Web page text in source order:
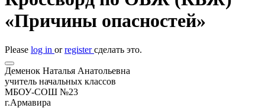
«Причины опасностей»
Please log in orregisterсделать это.
Деменок Наталья Анатольевна
учитель начальных классов
МБОУ-СОШ №23
г.Армавира